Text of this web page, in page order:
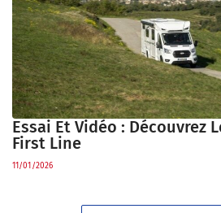
Essai Et Vidéo : Découvrez
First Line
11/01/2026